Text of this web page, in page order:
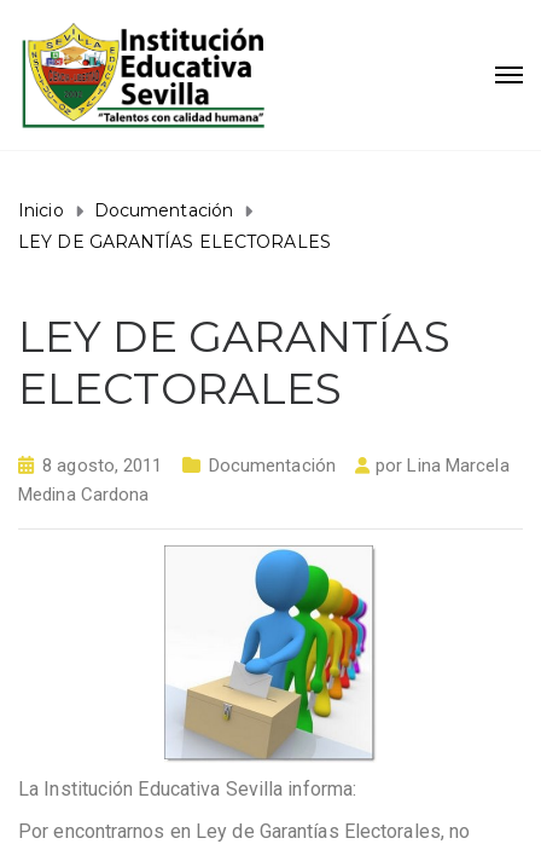
Inicio
Documentación
LEY DE GARANTÍAS ELECTORALES
LEY DE GARANTÍAS
ELECTORALES
8 agosto, 2011 Documentación por Lina Marcela
Medina Cardona
La Institución Educativa Sevilla informa:
Por encontrarnos en Ley de Garantías Electorales, no